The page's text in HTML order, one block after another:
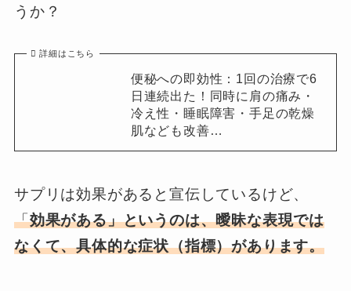
うか？
詳細はこちら
便秘への即効性：1回の治療で6
日連続出た！同時に肩の痛み・
冷え性・睡眠障害・手足の乾燥
肌なども改善…
サプリは効果があると宣伝しているけど、
「効果がある」というのは、曖昧な表現では
なくて、具体的な症状（指標）があります。